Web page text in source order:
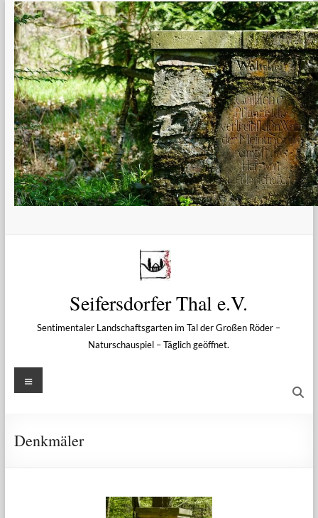
Zum
Inhalt
springen
Seifersdorfer Thal e.V.
Sentimentaler Landschaftsgarten im Tal der Großen Röder –
Naturschauspiel – Täglich geöffnet.
Menü
Denkmäler